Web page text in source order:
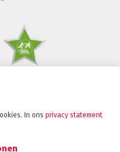
In onsprivacy statement
van de Fritom